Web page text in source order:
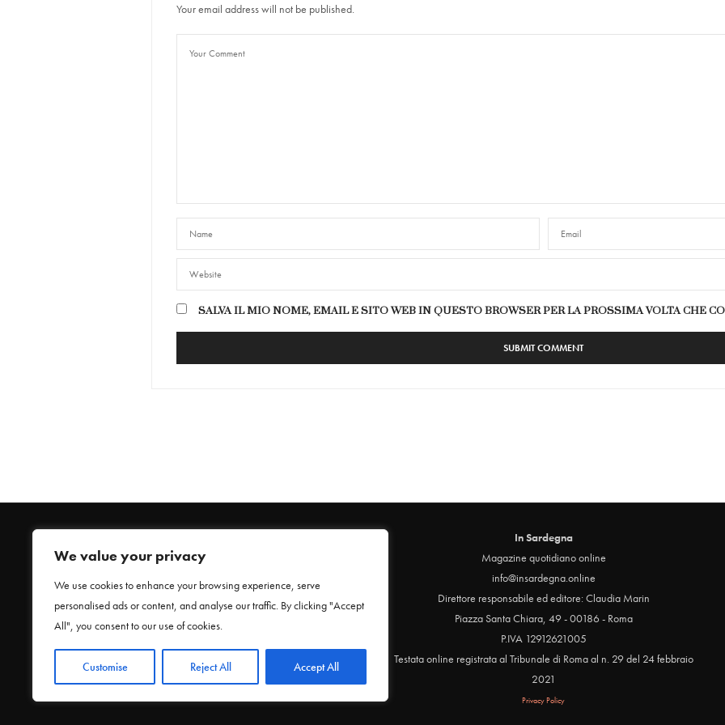
We value your privacy
We use cookies to enhance your browsing experience, serve
personalised ads or content, and analyse our traffic. By clicking "Accept
All", you consent to our use of cookies.
Customise Reject All Accept All
Your email address will not be published.
SALVA IL MIO NOME, EMAIL E SITO WEB IN QUESTO BROWSER PER LA PROSSIMA VOLTA CHE
In Sardegna
Magazine quotidiano online
info@insardegna.online
Direttore responsabile ed editore: Claudia Marin
Piazza Santa Chiara, 49 - 00186 - Roma
P.IVA 12912621005
Testata online registrata al Tribunale di Roma al n. 29 del 24 febbraio
2021
Privacy Policy